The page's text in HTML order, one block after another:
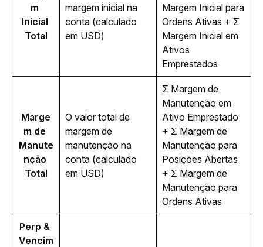
m
Inicial
Total
margem inicial na
conta (calculado
em USD)
Margem Inicial para
Ordens Ativas + Σ
Margem Inicial em
Ativos
Emprestados
Marge
m de
Manute
nção
Total
O valor total de
margem de
manutenção na
conta (calculado
em USD)
Σ Margem de
Manutenção em
Ativo Emprestado
+ Σ Margem de
Manutenção para
Posições Abertas
+ Σ Margem de
Manutenção para
Ordens Ativas
Perp &
Vencim